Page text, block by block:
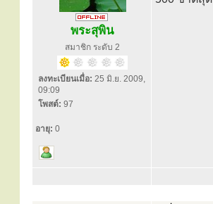
พระสุพิน
สมาชิก ระดับ 2
ลงทะเบียนเมื่อ: 25 มิ.ย. 2009,
09:09
โพสต์: 97
อายุ: 0